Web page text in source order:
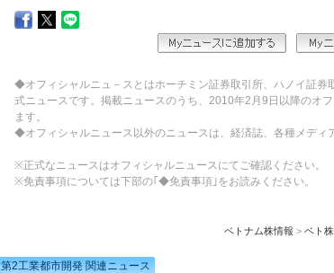
◆オフィシャルニュ－スとはホーチミン証券取引所、ハノイ証券
式ニュースです。掲載ニュースのうち、2010年2月9日以降のオ
ます。
◆オフィシャルニュース以外のニュースは、経済誌、各種メディ
※正式なニュースはオフィシャルニュースにてご確認ください。
※免責事項については下部の｢◆免責事項｣をお読みください。
ベトナム株情報 > ベト
第2工業都市開発 関連ニュース